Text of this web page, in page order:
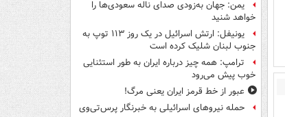
یمن: جهان به‌زودی صدای ناله سعودی‌ها را
خواهد شنید
یونیفل: ارتش اسرائیل در یک روز ۱۱۳ توپ به
جنوب لبنان شلیک کرده است
ترامپ: همه چیز درباره ایران به طور استثنایی
خوب پیش می‌رود
عبور از خط قرمز ایران یعنی مرگ!
حمله نیروهای اسرائیلی به خبرنگار پرس‌تی‌وی